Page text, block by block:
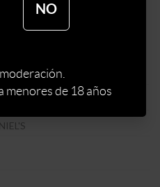
NO
menores de 18 años